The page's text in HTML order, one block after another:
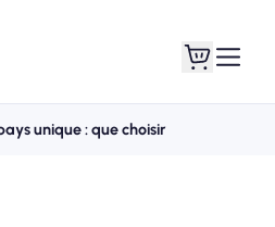
unique : que choisir